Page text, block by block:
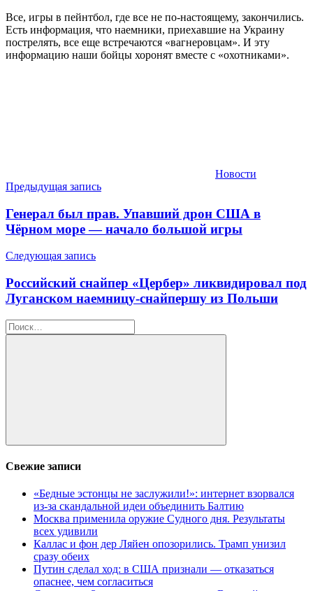
Все, игры в пейнтбол, где все не по-настоящему, закончились.
Есть информация, что наемники, приехавшие на Украину
пострелять, все еще встречаются «вагнеровцам». И эту
информацию наши бойцы хоронят вместе с «охотниками».
Новости
Навигация
по
записям
Предыдущая запись
Генерал был прав. Упавший дрон США в
Чёрном море — начало большой игры
Следующая запись
Российский снайпер «Цербер» ликвидировал под
Луганском наемницу-снайпершу из Польши
Найти:
Поиск
Свежие записи
«Бедные эстонцы не заслужили!»: интернет взорвался
из-за скандальной идеи объединить Балтию
Москва применила оружие Судного дня. Результаты
всех удивили
Каллас и фон дер Ляйен опозорились. Трамп унизил
сразу обеих
Путин сделал ход: в США признали — отказаться
опаснее, чем согласиться